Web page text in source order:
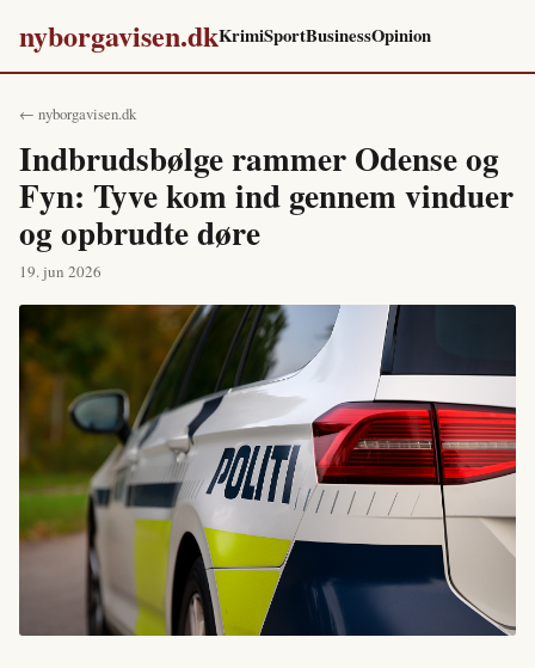
nyborgavisen.dkKrimiSportBusinessOpinion
← nyborgavisen.dk
Indbrudsbølge rammer Odense og
Fyn: Tyve kom ind gennem vinduer
og opbrudte døre
19. jun 2026